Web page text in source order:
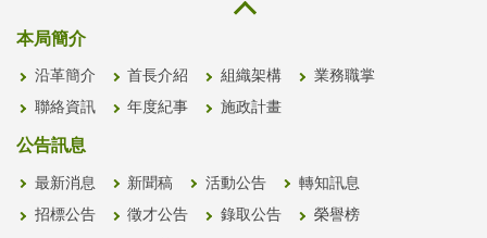
本局簡介
沿革簡介 首長介紹 組織架構 業務職掌
聯絡資訊 年度紀事 施政計畫
公告訊息
最新消息 新聞稿 活動公告 轉知訊息
招標公告 徵才公告 錄取公告 榮譽榜